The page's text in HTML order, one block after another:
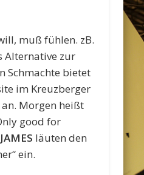
muß fühlen. zB.
Alternative zur
Schmachte bietet
im Kreuzberger
an. Morgen heißt
good for
läuten den
ein.